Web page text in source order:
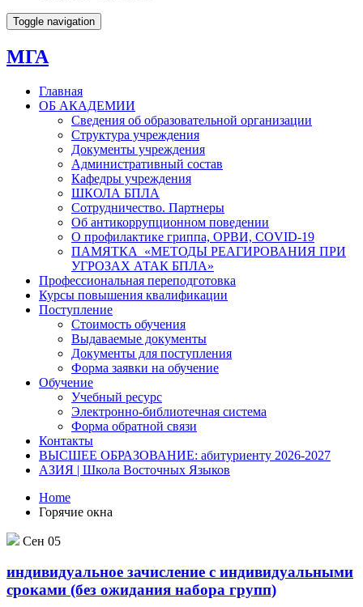
Toggle navigation
МГА
Главная
ОБ АКАДЕМИИ
Сведения об образовательной организации
Структура учреждения
Документы учреждения
Административный состав
Кафедры учреждения
ШКОЛА БПЛА
Сотрудничество. Партнеры
Об антикоррупционном поведении
О профилактике гриппа, ОРВИ, COVID-19
ПАМЯТКА «МЕТОДЫ РЕАГИРОВАНИЯ ПРИ
УГРОЗАХ АТАК БПЛА»
Профессиональная переподготовка
Курсы повышения квалификации
Поступление
Стоимость обучения
Выдаваемые документы
Документы для поступления
Форма заявки на обучение
Обучение
Учебный ресурс
Электронно-библиотечная система
Форма обратной связи
Контакты
ВЫСШЕЕ ОБРАЗОВАНИЕ: абитуриенту 2026-2027
АЗИЯ | Школа Восточных Языков
Home
Горячие окна
Сен 05
индивидуальное зачисление с индивидуальными
сроками (без ожидания набора групп)